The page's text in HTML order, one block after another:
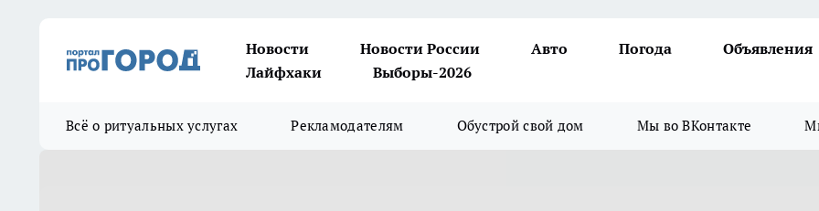
Новости Новости России Авто Погода
Объявления
Лайфхаки
Выборы-2026
Всё о ритуальных услугах Рекламодателям Обустрой свой дом Мы во ВКонтакте